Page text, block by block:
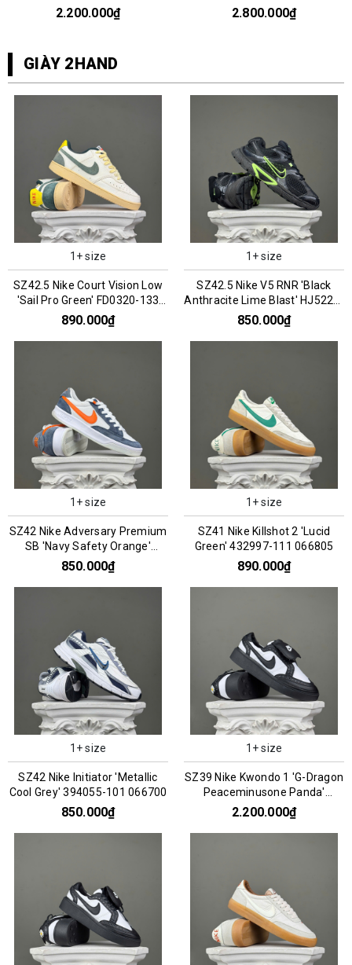
'Wheat' 066969
2.200.000₫
066960
2.800.000₫
GIÀY 2HAND
1+ size
SZ42.5 Nike Court Vision Low
'Sail Pro Green' FD0320-133
066787
890.000₫
1+ size
SZ42.5 Nike V5 RNR 'Black
Anthracite Lime Blast' HJ5228-
005 076200
850.000₫
1+ size
SZ42 Nike Adversary Premium
SB 'Navy Safety Orange'
CW7456-402 066297
850.000₫
1+ size
SZ41 Nike Killshot 2 'Lucid
Green' 432997-111 066805
890.000₫
1+ size
SZ42 Nike Initiator 'Metallic
Cool Grey' 394055-101 066700
850.000₫
1+ size
SZ39 Nike Kwondo 1 'G-Dragon
Peaceminusone Panda'
DH2482-101 066957
2.200.000₫